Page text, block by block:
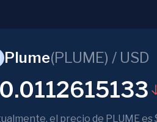
Plume(PLUME) / USD
el precio de PLUME es